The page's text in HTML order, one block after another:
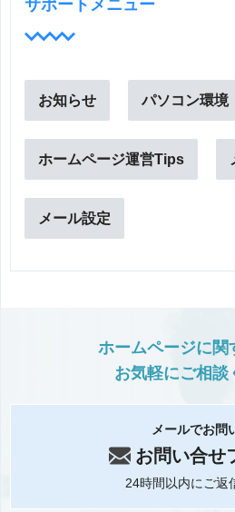
サポートメニュー
お知らせ パソコン環境
ホームページ運営Tips
メール設定
ホームページに関
お気軽にご相談
メールでお問
お問い合せ
24時間以内にご返